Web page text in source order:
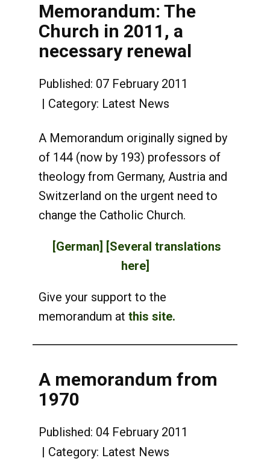
Memorandum: The
Church in 2011, a
necessary renewal
Published: 07 February 2011
Category: Latest News
A Memorandum originally signed by
of 144 (now by 193) professors of
theology from Germany, Austria and
Switzerland on the urgent need to
change the Catholic Church.
[German] [Several translations
here]
Give your support to the
memorandum at this site.
A memorandum from
1970
Published: 04 February 2011
Category: Latest News